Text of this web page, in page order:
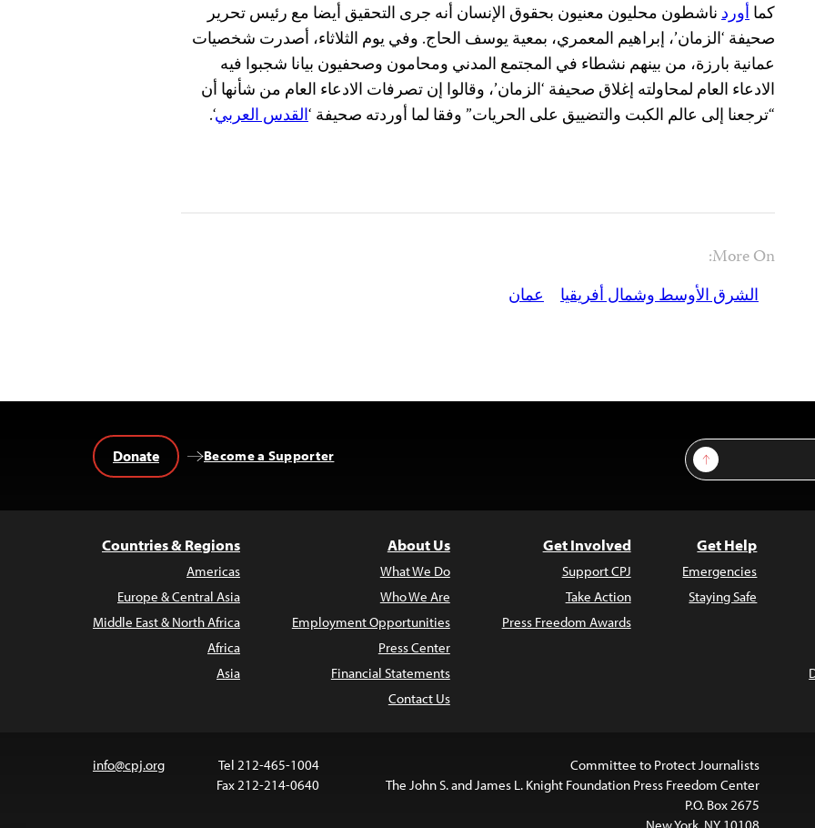
كماأوردناشطون محليون معنيون بحقوق الإنسان أنه جرى التحقيق أيضا مع رئيس تحرير
صحيفة ‘الزمان’، إبراهيم المعمري، بمعية يوسف الحاج. وفي يوم الثلاثاء، أصدرت شخصيات
عمانية بارزة، من بينهم نشطاء في المجتمع المدني ومحامون وصحفيون بيانا شجبوا فيه
الادعاء العام لمحاولته إغلاق صحيفة ‘الزمان’، وقالوا إن تصرفات الادعاء العام من شأنها أن
“ترجعنا إلى عالم الكبت والتضييق على الحريات” وفقا لما أوردته صحيفة ‘القدس العربي‘.
More On:
الشرق الأوسط وشمال أفريقيا
عمان
Sign Up
Become a Supporter
Donate
Get Help
Emergencies
Staying Safe
Get Involved
Support CPJ
Take Action
Press Freedom Awards
About Us
What We Do
Who We Are
Employment Opportunities
Press Center
Financial Statements
Contact Us
Countries & Regions
Americas
Europe & Central Asia
Middle East & North Africa
Africa
Asia
Committee to Protect Journalists
The John S. and James L. Knight Foundation Press Freedom Center
P.O. Box 2675
Tel 212-465-1004
Fax 212-214-0640
info@cpj.org